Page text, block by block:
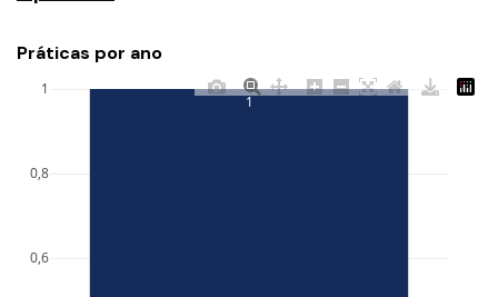
Práticas por ano
1
0,6
0,8
1